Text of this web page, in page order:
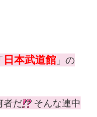
日本武道館 」の
者だ
そんな連中